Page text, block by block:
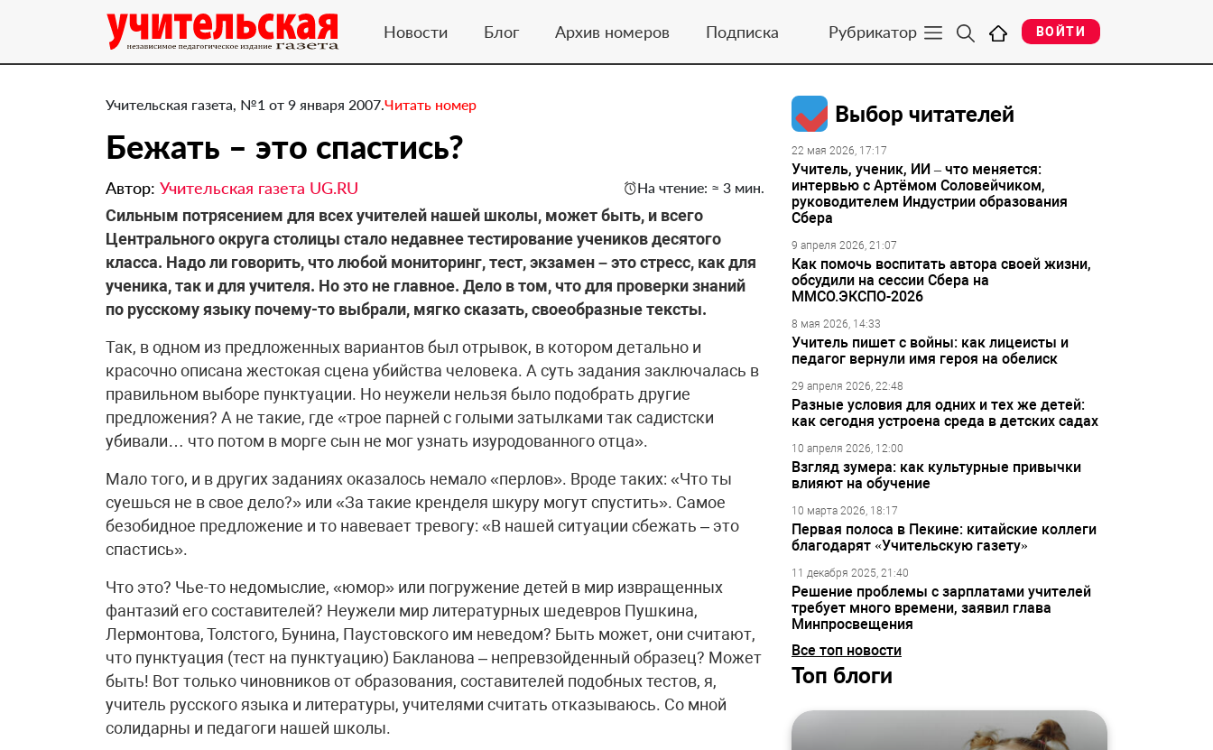
Новости Блог Архив номеров Подписка Рубрикатор ВОЙТИ
Учительская газета, №1 от 9 января 2007.Читать номер
Бежать – это спастись?
Автор: Учительская газета UG.RU На чтение: ≈ 3 мин.
Сильным потрясением для всех учителей нашей школы, может быть, и всего
Центрального округа столицы стало недавнее тестирование учеников десятого
класса. Надо ли говорить, что любой мониторинг, тест, экзамен – это стресс, как для
ученика, так и для учителя. Но это не главное. Дело в том, что для проверки знаний
по русскому языку почему-то выбрали, мягко сказать, своеобразные тексты.
Так, в одном из предложенных вариантов был отрывок, в котором детально и
красочно описана жестокая сцена убийства человека. А суть задания заключалась в
правильном выборе пунктуации. Но неужели нельзя было подобрать другие
предложения? А не такие, где «трое парней с голыми затылками так садистски
убивали… что потом в морге сын не мог узнать изуродованного отца».
Мало того, и в других заданиях оказалось немало «перлов». Вроде таких: «Что ты
суешься не в свое дело?» или «За такие кренделя шкуру могут спустить». Самое
безобидное предложение и то навевает тревогу: «В нашей ситуации сбежать – это
спастись».
Что это? Чье-то недомыслие, «юмор» или погружение детей в мир извращенных
фантазий его составителей? Неужели мир литературных шедевров Пушкина,
Лермонтова, Толстого, Бунина, Паустовского им неведом? Быть может, они считают,
что пунктуация (тест на пунктуацию) Бакланова – непревзойденный образец? Может
быть! Вот только чиновников от образования, составителей подобных тестов, я,
учитель русского языка и литературы, учителями считать отказываюсь. Со мной
солидарны и педагоги нашей школы.
Выбор читателей
22 мая 2026, 17:17
Учитель, ученик, ИИ – что меняется:
интервью с Артёмом Соловейчиком,
руководителем Индустрии образования
Сбера
9 апреля 2026, 21:07
Как помочь воспитать автора своей жизни,
обсудили на сессии Сбера на
ММСО.ЭКСПО-2026
8 мая 2026, 14:33
Учитель пишет с войны: как лицеисты и
педагог вернули имя героя на обелиск
29 апреля 2026, 22:48
Разные условия для одних и тех же детей:
как сегодня устроена среда в детских садах
10 апреля 2026, 12:00
Взгляд зумера: как культурные привычки
влияют на обучение
10 марта 2026, 18:17
Первая полоса в Пекине: китайские коллеги
благодарят «Учительскую газету»
11 декабря 2025, 21:40
Решение проблемы с зарплатами учителей
требует много времени, заявил глава
Минпросвещения
Все топ новости
Топ блоги